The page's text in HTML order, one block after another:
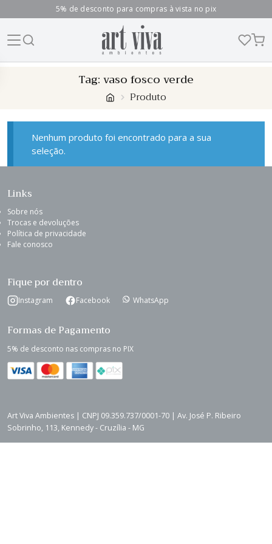
5% de desconto para compras à vista no pix
Tag:vaso fosco verde
Produto
Nenhum produto foi encontrado para a sua
seleção.
Links
Sobre nós
Trocas e devoluções
Política de privacidade
Fale conosco
Fique por dentro
Instagram Facebook WhatsApp
Formas de Pagamento
5% de desconto nas compras no PIX
Art Viva Ambientes | CNPJ 09.359.737/0001-70 | Av. José P. Ribeiro
Sobrinho, 113, Kennedy - Cruzília - MG